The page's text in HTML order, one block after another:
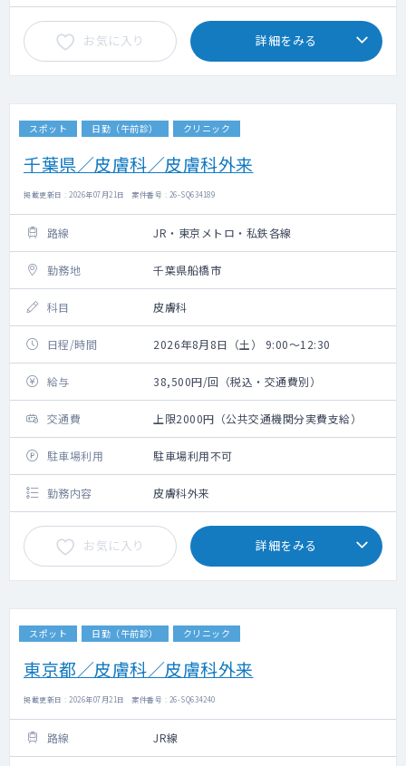
お気に入り 詳細をみる
スポット 日勤（午前診） クリニック
千葉県／皮膚科／皮膚科外来
掲載更新日 : 2026年07月21日 案件番号 : 26-SQ634189
路線 JR・東京メトロ・私鉄各線
勤務地 千葉県船橋市
科目 皮膚科
日程/時間 2026年8月8日（土） 9:00～12:30
給与 38,500円/回（税込・交通費別）
交通費 上限2000円（公共交通機関分実費支給）
駐車場利用 駐車場利用不可
勤務内容 皮膚科外来
お気に入り 詳細をみる
スポット 日勤（午前診） クリニック
東京都／皮膚科／皮膚科外来
掲載更新日 : 2026年07月21日 案件番号 : 26-SQ634240
路線 JR線